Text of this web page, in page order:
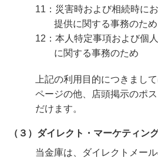
11：災害時および相続時に
提供に関する事務のため
12：本人特定事項および個
に関する事務のため
上記の利用目的につきまし
ページの他、店頭掲示のポ
だけます。
（３）ダイレクト・マーケティン
当金庫は、ダイレクトメー